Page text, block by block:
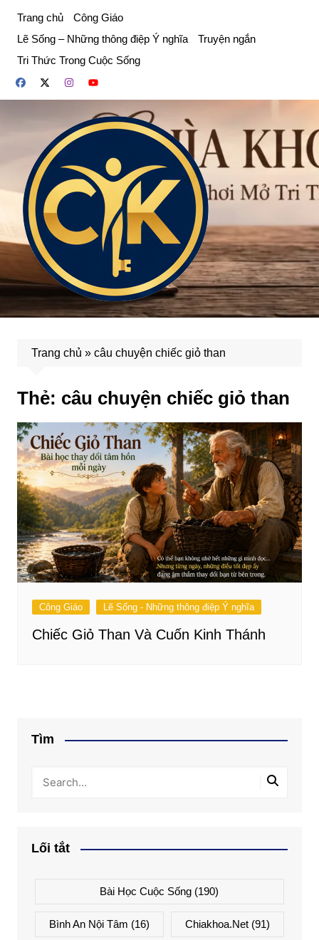
phần
dung
Trang chủ
Công Giáo
Lẽ Sống – Những thông điệp Ý nghĩa
Truyện ngắn
Tri Thức Trong Cuộc Sống
Trang chủ » câu chuyện chiếc giỏ than
Thẻ: câu chuyện chiếc giỏ than
Công Giáo Lẽ Sống - Những thông điệp Ý nghĩa
Chiếc Giỏ Than Và Cuốn Kinh Thánh
Tìm
Lối tắt
Bài Học Cuộc Sống (190)
Bình An Nội Tâm (16) Chiakhoa.net (91)